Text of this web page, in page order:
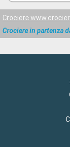
Crociere
Crociere in partenza